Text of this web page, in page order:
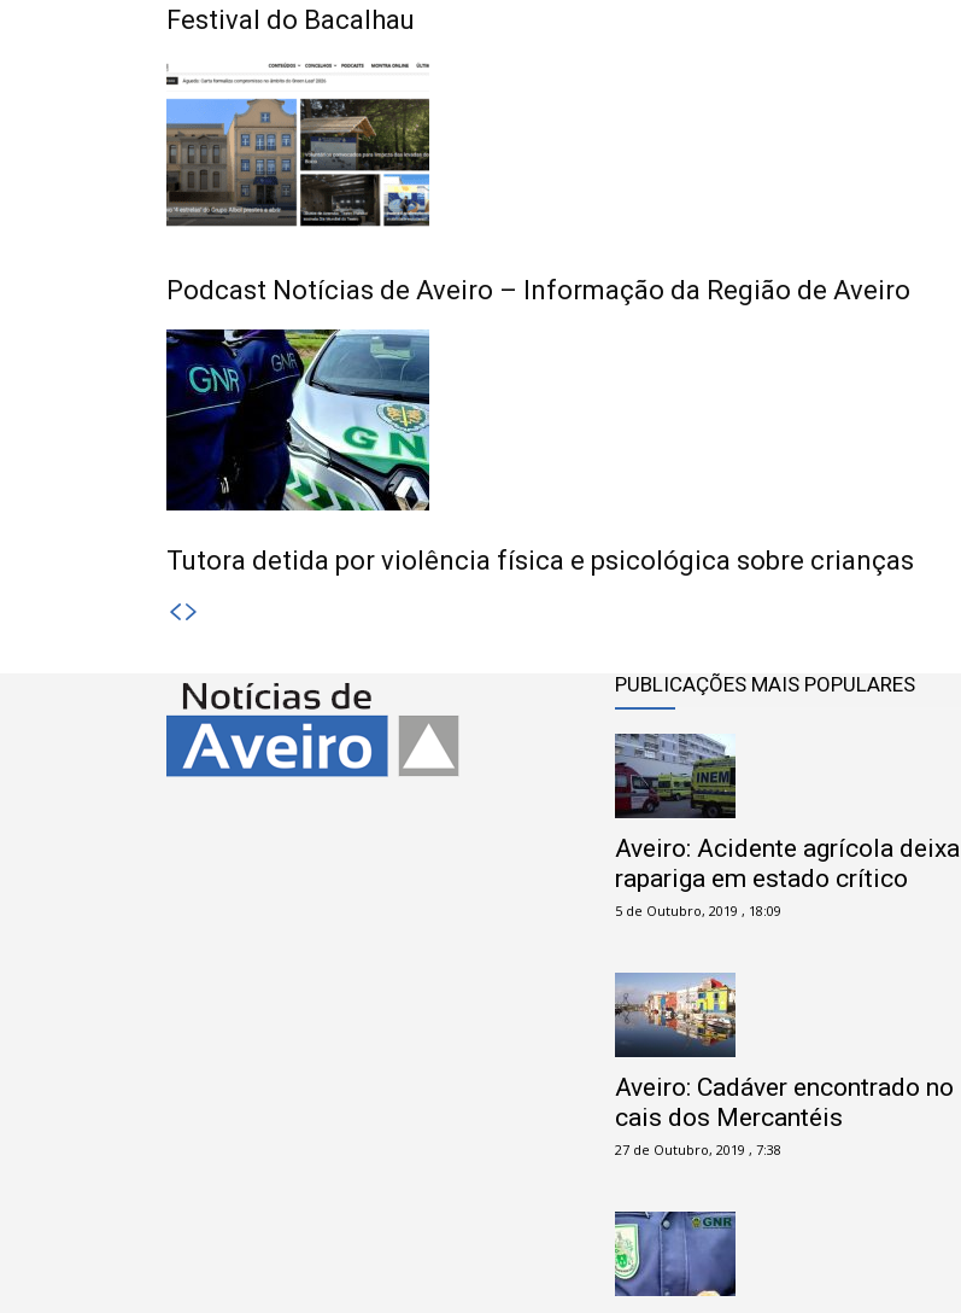
Festival do Bacalhau
Podcast Notícias de Aveiro – Informação da Região de Aveiro
Tutora detida por violência física e psicológica sobre crianças
PUBLICAÇÕES MAIS POPULARES
Aveiro: Acidente agrícola deixa
rapariga em estado crítico
5 de Outubro, 2019 , 18:09
Aveiro: Cadáver encontrado no
cais dos Mercantéis
27 de Outubro, 2019 , 7:38